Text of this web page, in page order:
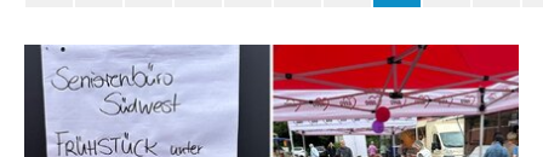
(Standort)